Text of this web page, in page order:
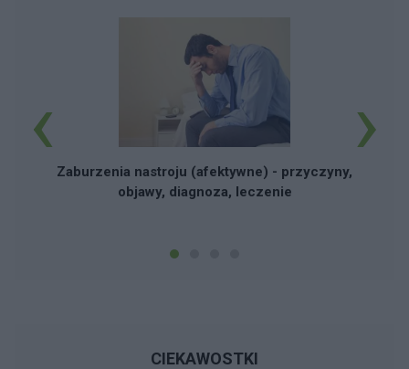
Zaburzenia nastroju (afektywne) - przyczyny,
objawy, diagnoza, leczenie
‹ ›
CIEKAWOSTKI